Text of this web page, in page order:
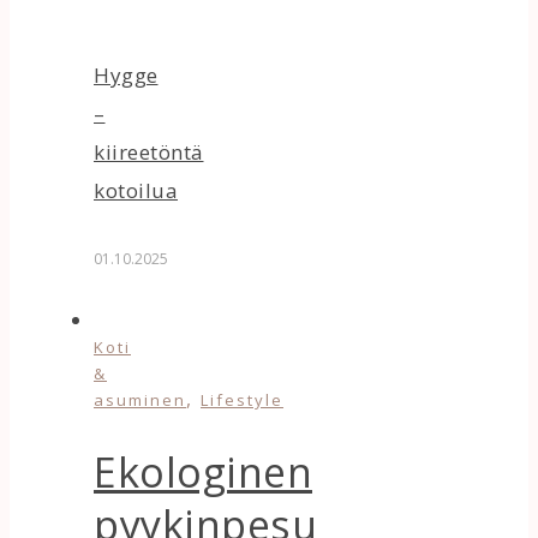
Hygge
–
kiireetöntä
kotoilua
01.10.2025
Koti
&
asuminen , Lifestyle
Ekologinen
pyykinpesu